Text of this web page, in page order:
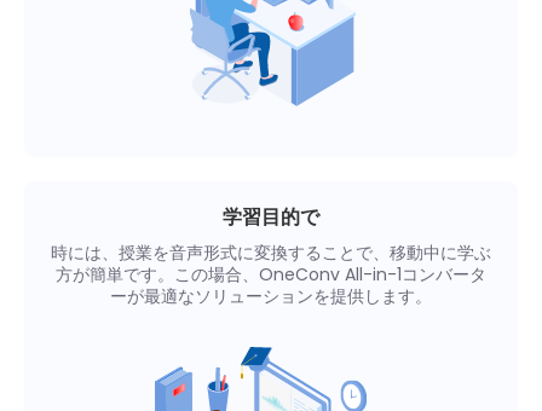
学習目的で
時には、授業を音声形式に変換することで、移動中に学ぶ
方が簡単です。この場合、OneConv All-in-1コンバータ
ーが最適なソリューションを提供します。